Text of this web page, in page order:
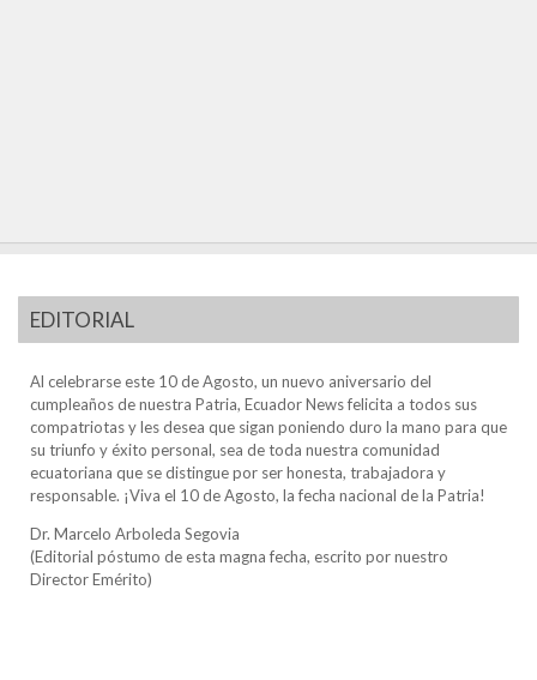
EDITORIAL
Al celebrarse este 10 de Agosto, un nuevo aniversario del
cumpleaños de nuestra Patria, Ecuador News felicita a todos sus
compatriotas y les desea que sigan poniendo duro la mano para que
su triunfo y éxito personal, sea de toda nuestra comunidad
ecuatoriana que se distingue por ser honesta, trabajadora y
responsable. ¡Viva el 10 de Agosto, la fecha nacional de la Patria!
Dr. Marcelo Arboleda Segovia
(Editorial póstumo de esta magna fecha, escrito por nuestro
Director Emérito)